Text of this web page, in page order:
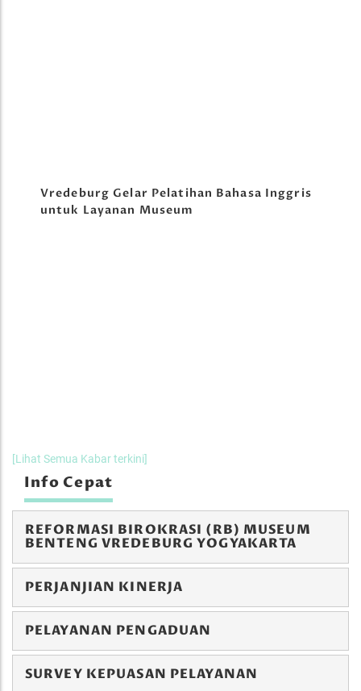
Vredeburg Gelar Pelatihan Bahasa Inggris
untuk Layanan Museum
[Lihat Semua Kabar terkini]
Info Cepat
REFORMASI BIROKRASI (RB) MUSEUM
BENTENG VREDEBURG YOGYAKARTA
PERJANJIAN KINERJA
PELAYANAN PENGADUAN
SURVEY KEPUASAN PELAYANAN